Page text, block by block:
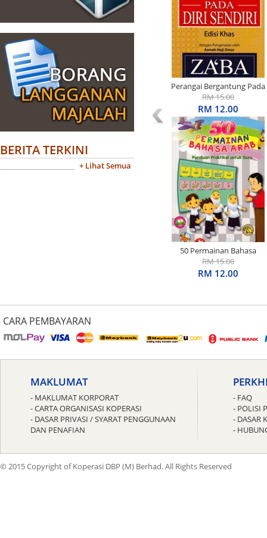
BERITA TERKINI
+ Lihat Semua
Perangai Bergantung Pada
Diri Sendiri Edisi Khas
RM 15.00
RM 12.00
50 Permainan Bahasa
Arab: Panduan Praktikal
untuk Guru
RM 15.00
RM 12.00
CARA PEMBAYARAN
MAKLUMAT
- MAKLUMAT KORPORAT
- CARTA ORGANISASI KOPERASI
- DASAR PRIVASI / SYARAT PENGGUNAAN
DAN PENAFIAN
- FAQ
- POLISI
- DASAR
-
© 2015 Copyright of Koperasi DBP (M) Berhad. All Rights Reserved